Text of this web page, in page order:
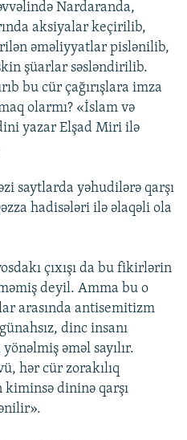
Nardaranda,
aksiyalar keçirilib,
əməliyyatlar pislənilib,
şüarlar səsləndirilib.
bu cür çağırışlara imza
olarmı? «İslam və
yazar Elşad Miri ilə
saytlarda yəhudilərə qarşı
hadisələri ilə əlaqəli ola
çıxışı da bu fikirlərin
deyil. Amma bu o
arasında antisemitizm
dinc insanı
əməl sayılır.
hər cür zorakılıq
dininə qarşı